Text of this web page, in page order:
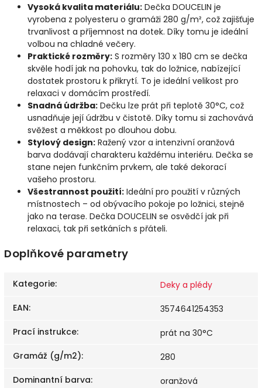
Vysoká kvalita materiálu: Dečka DOUCELIN je
vyrobena z polyesteru o gramáži 280 g/m², což zajišťuje
trvanlivost a příjemnost na dotek. Díky tomu je ideální
volbou na chladné večery.
Praktické rozměry: S rozměry 130 x 180 cm se dečka
skvěle hodí jak na pohovku, tak do ložnice, nabízející
dostatek prostoru k přikrytí. To je ideální velikost pro
relaxaci v domácím prostředí.
Snadná údržba: Dečku lze prát při teplotě 30°C, což
usnadňuje její údržbu v čistotě. Díky tomu si zachovává
svěžest a měkkost po dlouhou dobu.
Stylový design: Ražený vzor a intenzivní oranžová
barva dodávají charakteru každému interiéru. Dečka se
stane nejen funkčním prvkem, ale také dekorací
vašeho prostoru.
Všestrannost použití: Ideální pro použití v různých
místnostech – od obývacího pokoje po ložnici, stejně
jako na terase. Dečka DOUCELIN se osvědčí jak při
relaxaci, tak při setkáních s přáteli.
Doplňkové parametry
Kategorie:
Deky a plédy
EAN:
3574641254353
Prací instrukce:
prát na 30°C
Gramáž (g/m2):
280
Dominantní barva: oranžová